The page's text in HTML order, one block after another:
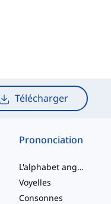
Télécharger
Prononciation
L'alphabet anglais
Voyelles
Consonnes